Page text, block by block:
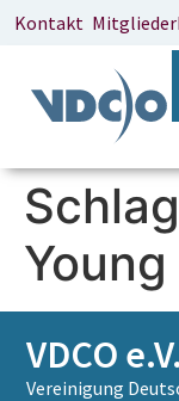
springen
Kontakt
Young
VDCO e.V.
Vereinigung